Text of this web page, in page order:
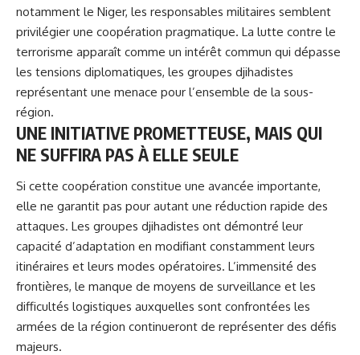
notamment le Niger, les responsables militaires semblent
privilégier une coopération pragmatique. La lutte contre le
terrorisme apparaît comme un intérêt commun qui dépasse
les tensions diplomatiques, les groupes djihadistes
représentant une menace pour l’ensemble de la sous-
région.
UNE INITIATIVE PROMETTEUSE, MAIS QUI
NE SUFFIRA PAS À ELLE SEULE
Si cette coopération constitue une avancée importante,
elle ne garantit pas pour autant une réduction rapide des
attaques. Les groupes djihadistes ont démontré leur
capacité d’adaptation en modifiant constamment leurs
itinéraires et leurs modes opératoires. L’immensité des
frontières, le manque de moyens de surveillance et les
difficultés logistiques auxquelles sont confrontées les
armées de la région continueront de représenter des défis
majeurs.